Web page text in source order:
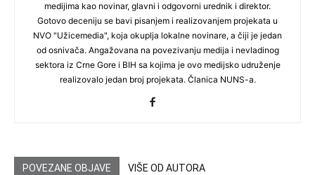
medijima kao novinar, glavni i odgovorni urednik i direktor.
Gotovo deceniju se bavi pisanjem i realizovanjem projekata u
NVO "Užicemedia", koja okuplja lokalne novinare, a čiji je jedan
od osnivača. Angažovana na povezivanju medija i nevladinog
sektora iz Crne Gore i BIH sa kojima je ovo medijsko udruženje
realizovalo jedan broj projekata. Članica NUNS-a.
POVEZANE OBJAVE VIŠE OD AUTORA